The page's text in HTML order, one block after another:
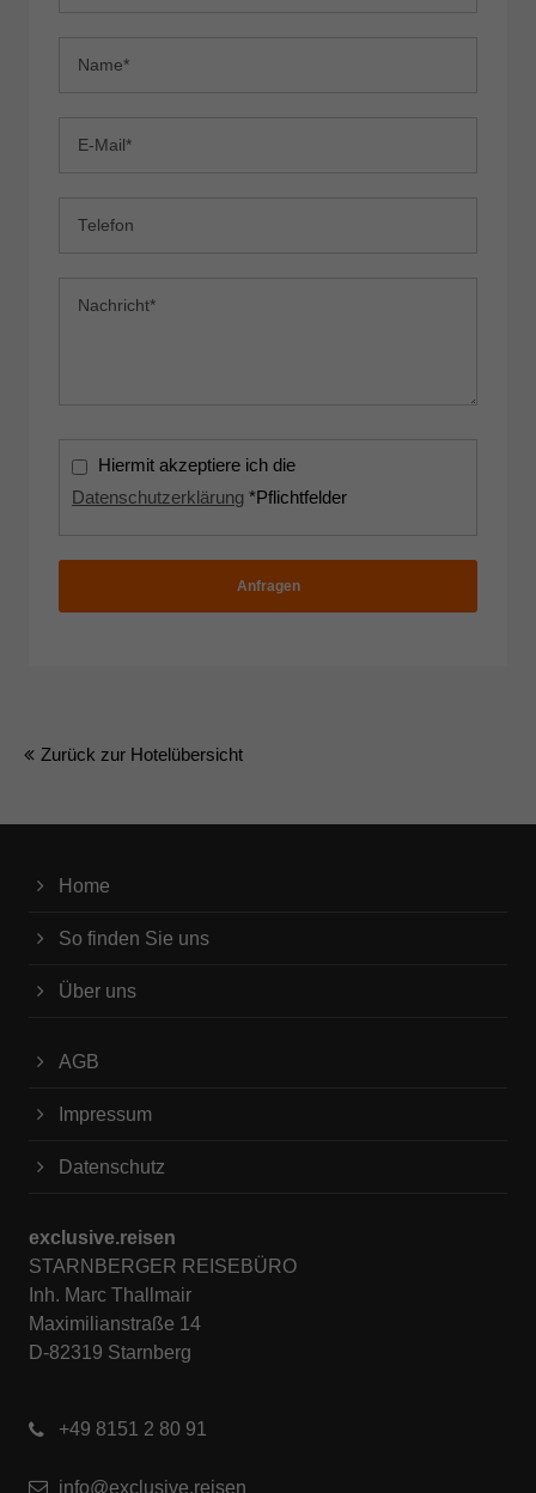
Hiermit akzeptiere ich die
Datenschutzerklärung *Pflichtfelder
Anfragen
Zurück zur Hotelübersicht
Home
So finden Sie uns
Über uns
AGB
Impressum
Datenschutz
exclusive.reisen
STARNBERGER REISEBÜRO
Inh. Marc Thallmair
Maximilianstraße 14
D-82319 Starnberg
+49 8151 2 80 91
info@exclusive.reisen